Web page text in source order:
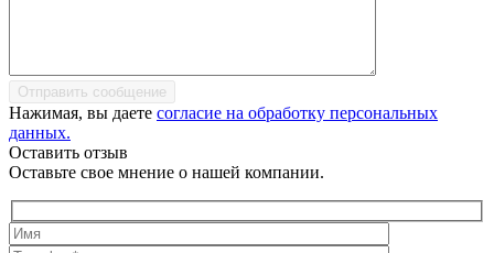
Отправить сообщение
Нажимая, вы даете согласие на обработку персональных
данных.
Оставить отзыв
Оставьте свое мнение о нашей компании.